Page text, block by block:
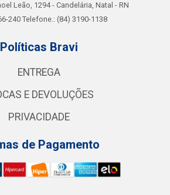
Leão, 1294 - Candelária, Natal - RN
240 Telefone.: (84) 3190-1138
Políticas Bravi
ENTREGA
E DEVOLUÇÕES
PRIVACIDADE
de Pagamento